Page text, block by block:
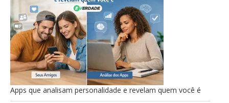
Apps que analisam personalidade e revelam quem você é